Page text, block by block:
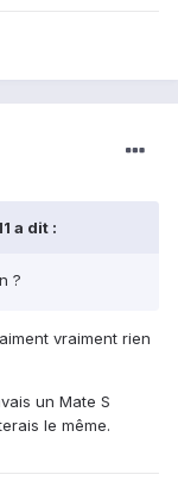
a dit :
?
vraiment rien
un Mate S
le même.